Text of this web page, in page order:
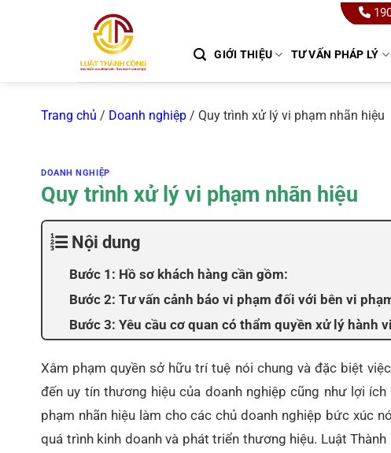
GIỚI THIỆU TƯ VẤN PHÁP LÝ
Trang chủ / Doanh nghiệp / Quy trình xử lý vi phạm nhãn hiệu
DOANH NGHIỆP
Quy trình xử lý vi phạm nhãn hiệu
Nội dung
Bước 1: Hồ sơ khách hàng cần gồm:
Bước 2: Tư vấn cảnh báo vi phạm đối với bên vi
Bước 3: Yêu cầu cơ quan có thẩm quyền xử lý
Xâm phạm quyền sở hữu trí tuệ nói chung và đặc biệt
đến uy tín thương hiệu của doanh nghiệp cũng như lợi
phạm nhãn hiệu làm cho các chủ doanh nghiệp bức xúc
quá trình kinh doanh và phát triển thương hiệu. Luật